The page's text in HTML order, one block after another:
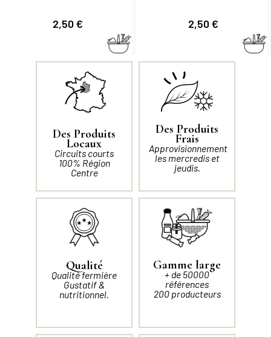
Prix
2,50 € Prix
2,50 €
Des Produits
Locaux
Circuits courts
100% Région
Centre
Des Produits
Frais
Approvisionnement
les mercredis et
jeudis.
Qualité
Qualité fermière
Gustatif &
nutritionnel.
Gamme large
+ de 50000
références
200 producteurs